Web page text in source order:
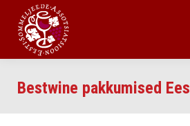
Bestwine pakkumised